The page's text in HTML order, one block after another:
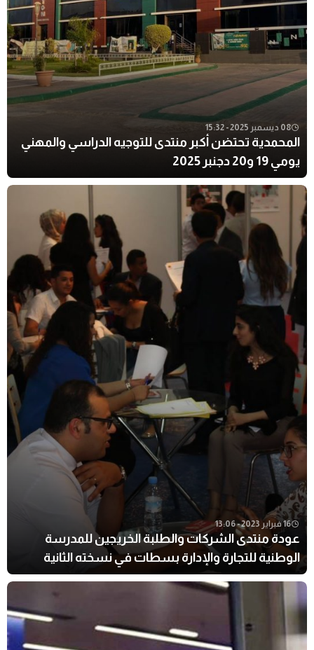
08 ديسمبر 2025 - 15:32
المحمدية تحتضن أكبر منتدى للتوجيه الدراسي والمهني
يومي 19 و20 دجنبر 2025
16 فبراير 2023 - 13:06
عودة منتدى الشركات والطلبة الخريجين للمدرسة
الوطنية للتجارة والإدارة بسطات في نسخته الثانية
والعشرون.